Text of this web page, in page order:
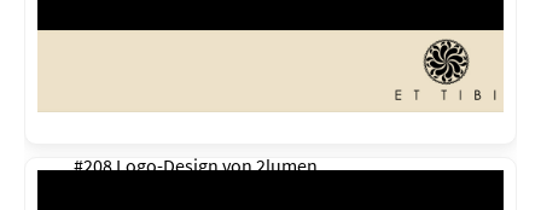
#208 Logo-Design von2lumen